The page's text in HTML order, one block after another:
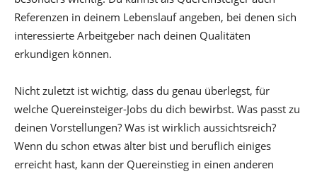
Referenzen in deinem Lebenslauf angeben, bei denen sich
interessierte Arbeitgeber nach deinen Qualitäten
erkundigen können.
Nicht zuletzt ist wichtig, dass du genau überlegst, für
welche Quereinsteiger-Jobs du dich bewirbst. Was passt zu
deinen Vorstellungen? Was ist wirklich aussichtsreich?
Wenn du schon etwas älter bist und beruflich einiges
erreicht hast, kann der Quereinstieg in einen anderen